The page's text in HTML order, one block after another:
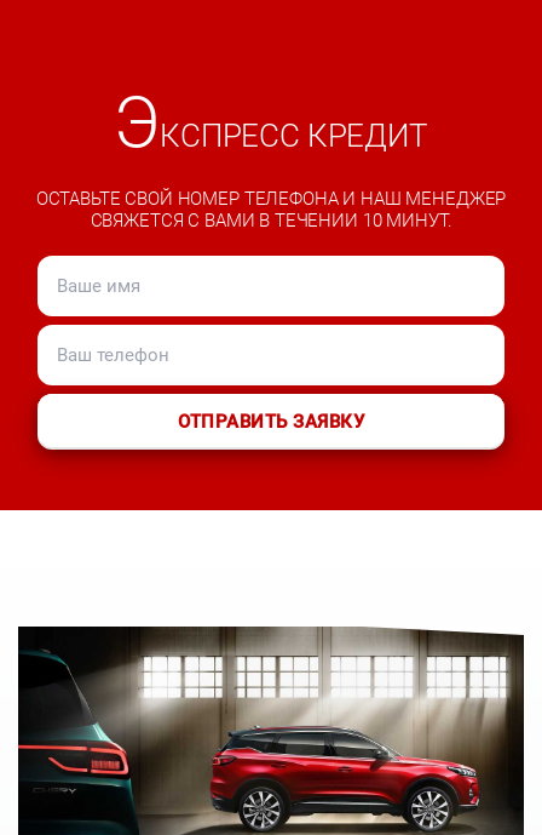
ЭКСПРЕСС КРЕДИТ
ОСТАВЬТЕ СВОЙ НОМЕР ТЕЛЕФОНА И НАШ МЕНЕДЖЕР
СВЯЖЕТСЯ С ВАМИ В ТЕЧЕНИИ 10 МИНУТ.